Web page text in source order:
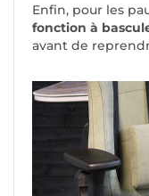
Enfin, pour les
fonction à
avant de